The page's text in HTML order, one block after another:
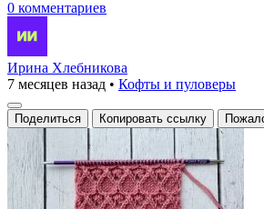
0 комментариев
Ирина Хлебникова
7 месяцев назад • Кофты и пуловеры
Поделиться Копировать ссылку